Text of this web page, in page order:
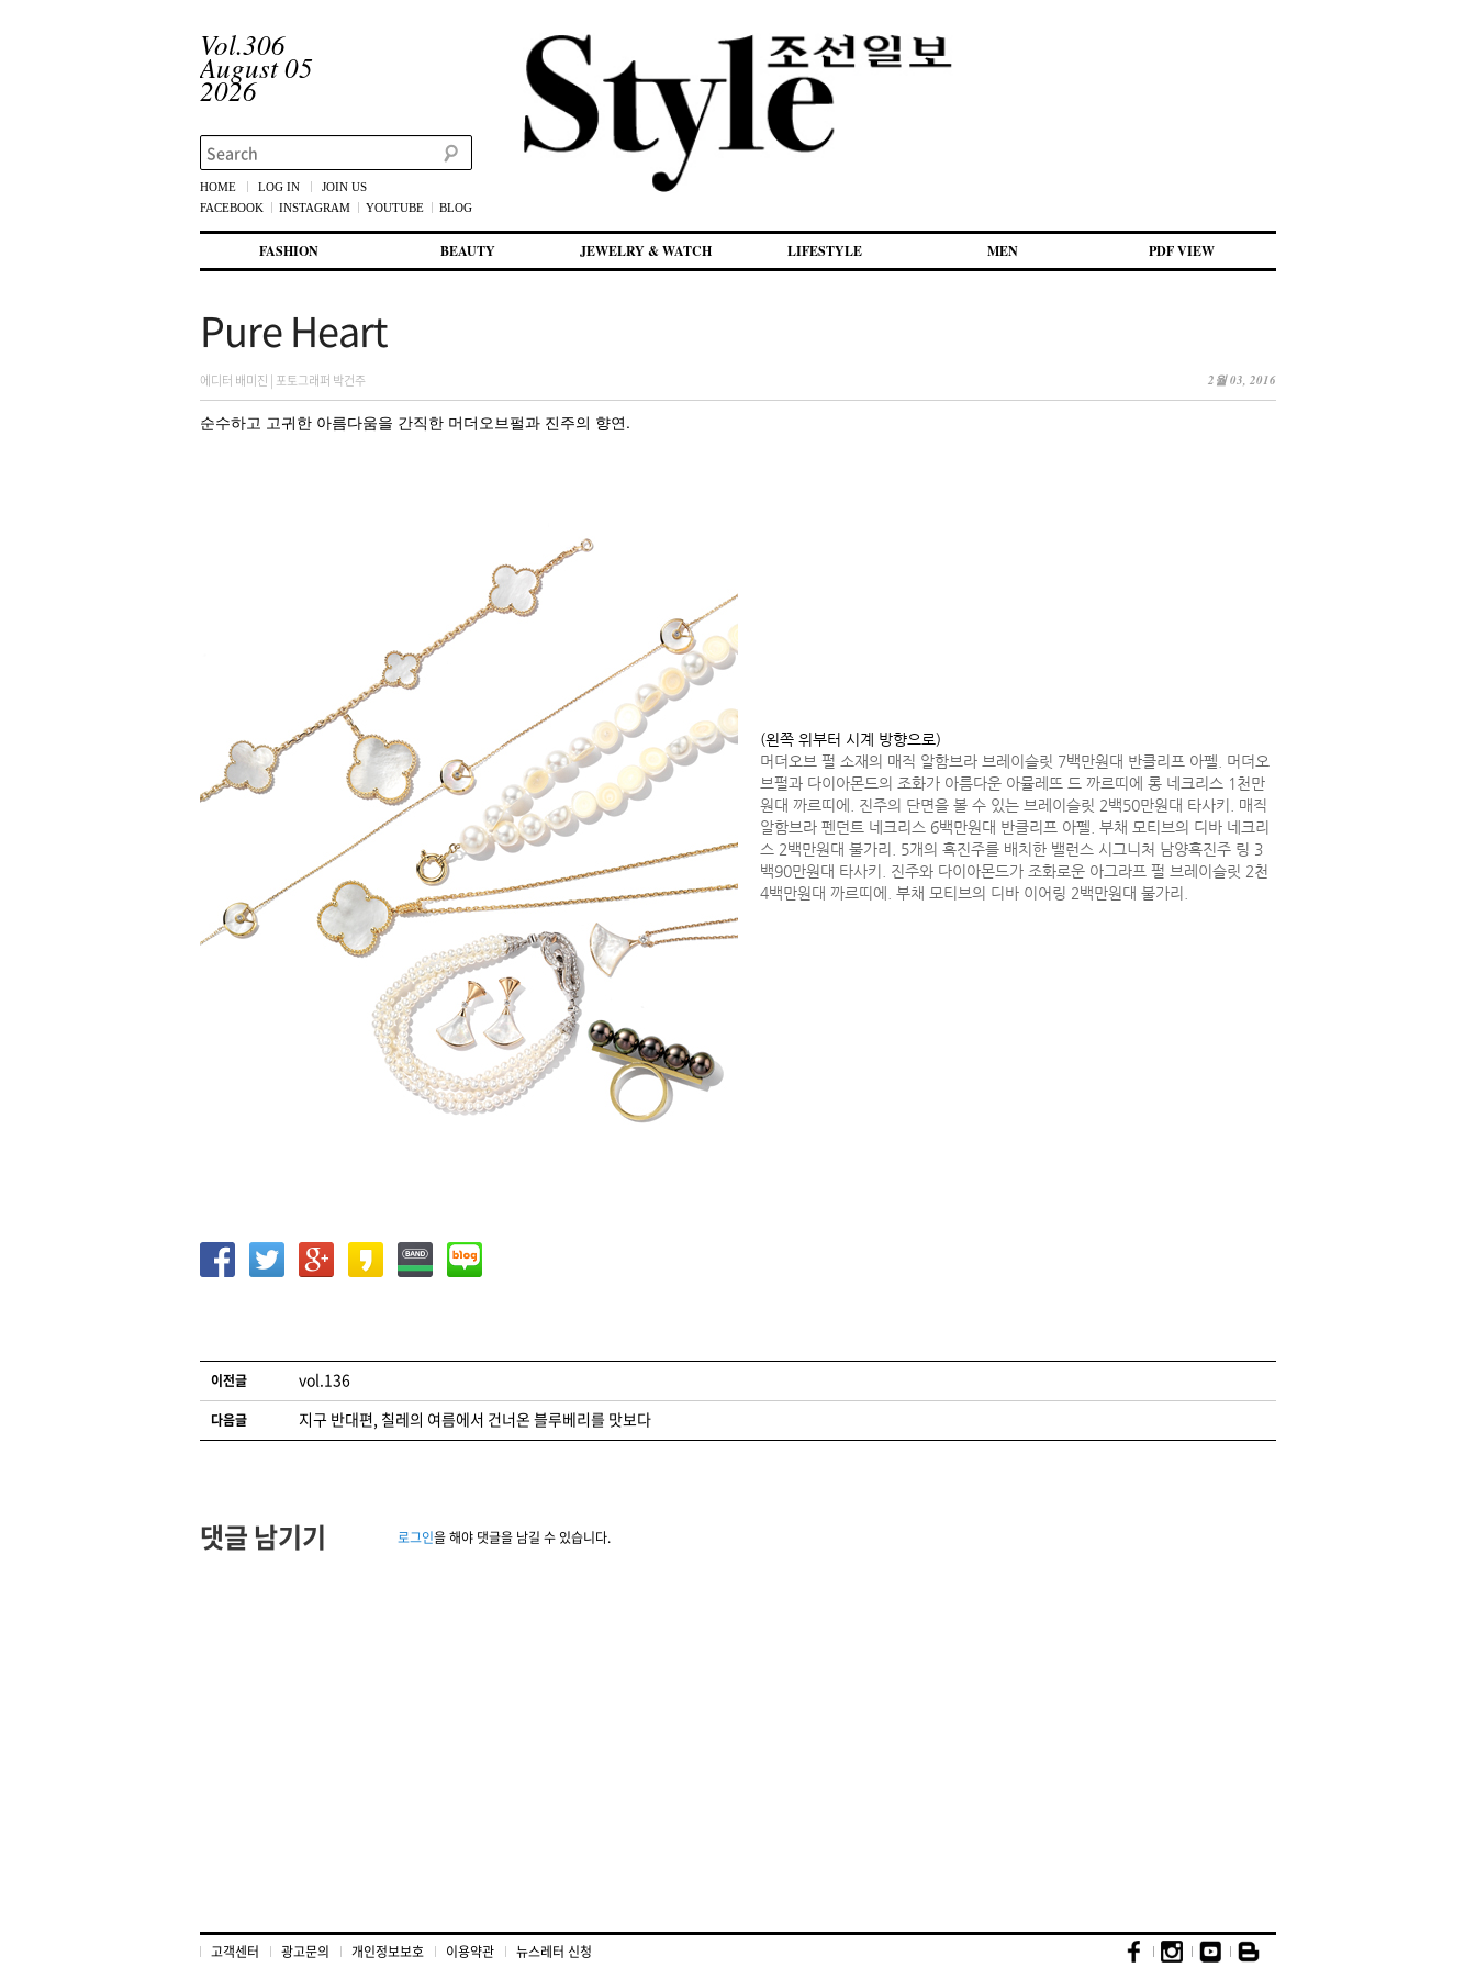
Vol.306
August 05
2026
Search
HOME LOG IN
JOIN US
FACEBOOK
INSTAGRAM YOUTUBE BLOG
첫번째 컨텐츠로 뛰어넘기
두번째 컨텐츠로 뛰어넘기
FASHION BEAUTY JEWELRY & WATCH LIFESTYLE MEN PDF VIEW
Pure Heart
2월 03, 2016
에디터 배미진 | 포토그래퍼 박건주
순수하고 고귀한 아름다움을 간직한 머더오브펄과 진주의 향연.
(왼쪽 위부터 시계 방향으로)
머더오브 펄 소재의 매직 알함브라 브레이슬릿 7백만원대 반클리프 아펠. 머더오
브펄과 다이아몬드의 조화가 아름다운 아뮬레뜨 드 까르띠에 롱 네크리스 1천만
원대 까르띠에. 진주의 단면을 볼 수 있는 브레이슬릿 2백50만원대 타사키. 매직
알함브라 펜던트 네크리스 6백만원대 반클리프 아펠. 부채 모티브의 디바 네크리
스 2백만원대 불가리. 5개의 흑진주를 배치한 밸런스 시그니처 남양흑진주 링 3
백90만원대 타사키. 진주와 다이아몬드가 조화로운 아그라프 펄 브레이슬릿 2천
4백만원대 까르띠에. 부채 모티브의 디바 이어링 2백만원대 불가리.
글 네비게이션
이전글 vol.136
다음글 지구 반대편, 칠레의 여름에서 건너온 블루베리를 맛보다
댓글 남기기 로그인을 해야 댓글을 남길 수 있습니다.
고객센터 광고문의 개인정보보호 이용약관 뉴스레터 신청